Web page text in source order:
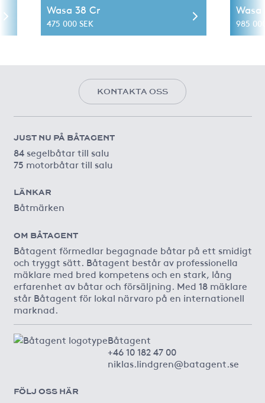
Wasa 38 Cr
475 000 SEK
Wasa
985
KONTAKTA OSS
JUST NU PÅ BÅTAGENT
84 segelbåtar till salu
75 motorbåtar till salu
LÄNKAR
Båtmärken
OM BÅTAGENT
Båtagent förmedlar begagnade båtar på ett smidigt
och tryggt sätt. Båtagent består av professionella
mäklare med bred kompetens och en stark, lång
erfarenhet av båtar och försäljning. Med 18 mäklare
står Båtagent för lokal närvaro på en internationell
marknad.
Båtagent
+46 10 182 47 00
niklas.lindgren@batagent.se
FÖLJ OSS HÄR